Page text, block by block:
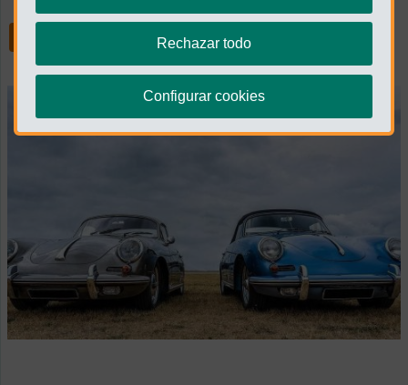
Te recordamos que puedes modificar tus ajustes de
cookies en cualquier momento en la sección
Rechazar todo
Configurar cookies